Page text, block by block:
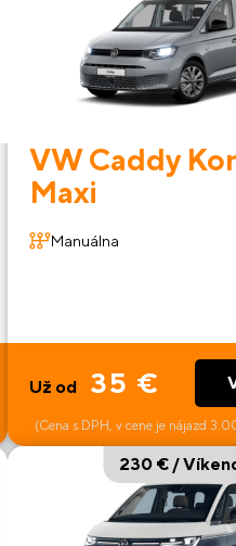
VW Caddy
Maxi
Manuálna
Už od 35 €
(Cena s DPH, v cene je nájazd
230 € /